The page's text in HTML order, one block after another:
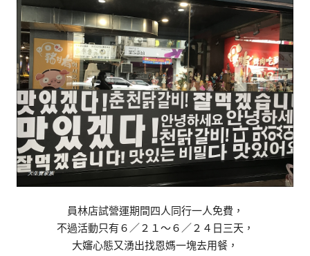
員林店試營運期間四人同行一人免費，
不過活動只有６／２１～６／２４日三天，
大嬸心態又湧出找恩媽一塊去用餐，